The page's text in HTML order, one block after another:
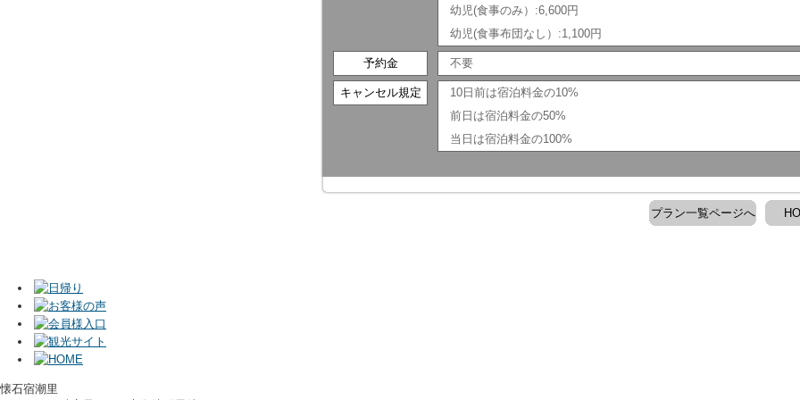
幼児(食事のみ）:6,600円
幼児(食事布団なし）:1,100円
予約金 不要
キャンセル規定
10日前は宿泊料金の10%
前日は宿泊料金の50%
当日は宿泊料金の100%
プラン一覧ページへ
懐石宿潮里